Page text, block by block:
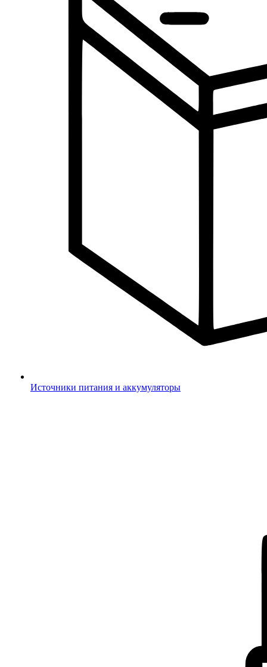
Источники питания и аккумуляторы